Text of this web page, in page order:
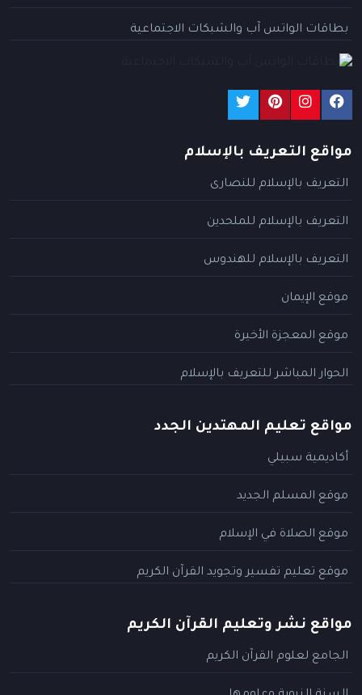
بطاقات الواتس آب والشبكات الاجتماعية
مواقع التعريف بالإسلام
التعريف بالإسلام للنصارى
التعريف بالإسلام للملحدين
التعريف بالإسلام للهندوس
موقع الإيمان
موقع المعجزة الأخيرة
الحوار المباشر للتعريف بالإسلام
مواقع تعليم المهتدين الجدد
أكاديمية سبيلي
موقع المسلم الجديد
موقع الصلاة في الإسلام
موقع تعليم تفسير وتجويد القرآن الكريم
مواقع نشر وتعليم القرآن الكريم
الجامع لعلوم القرآن الكريم